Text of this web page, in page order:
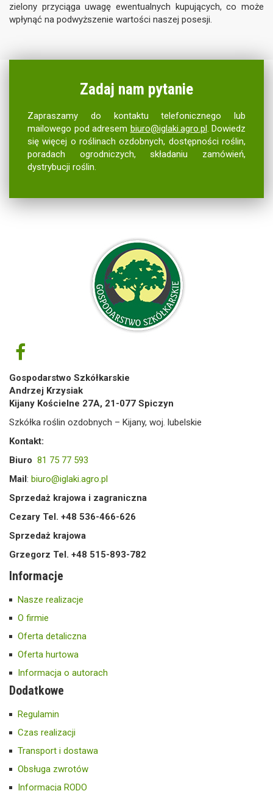
zielony przyciąga uwagę ewentualnych kupujących, co może
wpłynąć na podwyższenie wartości naszej posesji.
Zadaj nam pytanie
Zapraszamy do kontaktu telefonicznego lub
mailowego pod adresem biuro@iglaki.agro.pl. Dowiedz
się więcej o roślinach ozdobnych, dostępności roślin,
poradach ogrodniczych, składaniu zamówień,
dystrybucji roślin.
Gospodarstwo Szkółkarskie
Andrzej Krzysiak
Kijany Kościelne 27A, 21-077 Spiczyn
Szkółka roślin ozdobnych – Kijany, woj. lubelskie
Kontakt:
Biuro 81 75 77 593
Mail: biuro@iglaki.agro.pl
Sprzedaż krajowa i zagraniczna
Cezary Tel. +48 536-466-626
Sprzedaż krajowa
Grzegorz Tel. +48 515-893-782
Informacje
Nasze realizacje
O firmie
Oferta detaliczna
Oferta hurtowa
Informacja o autorach
Dodatkowe
Regulamin
Czas realizacji
Transport i dostawa
Obsługa zwrotów
Informacja RODO